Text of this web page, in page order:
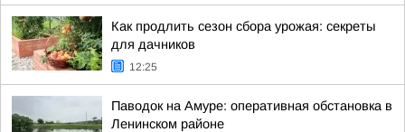
Как продлить сезон сбора урожая: секреты
для дачников
12:25
Паводок на Амуре: оперативная обстановка в
Ленинском районе